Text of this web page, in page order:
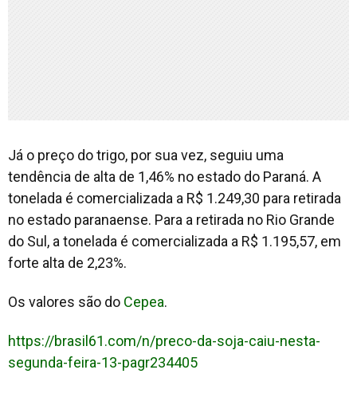
Já o preço do trigo, por sua vez, seguiu uma
tendência de alta de 1,46% no estado do Paraná. A
tonelada é comercializada a R$ 1.249,30 para retirada
no estado paranaense. Para a retirada no Rio Grande
do Sul, a tonelada é comercializada a R$ 1.195,57, em
forte alta de 2,23%.
Os valores são do Cepea.
https://brasil61.com/n/preco-da-soja-caiu-nesta-
segunda-feira-13-pagr234405